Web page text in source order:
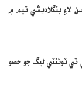
لاءِ بنگلاديشي ٽيم ۾
ٽي ٽوئنٽي ليگ جو حصو